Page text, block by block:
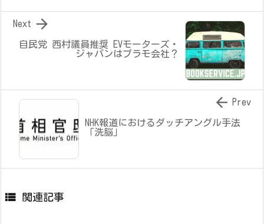
自民党 西村議員推奨 EVモーターズ・
ジャパンはプラモ会社？

Next
NHK報道におけるダッチアングル手法
「洗脳」
 Prev
 関連記事